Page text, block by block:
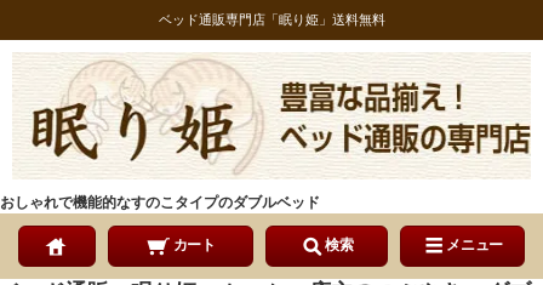
ベッド通販専門店「眠り姫」送料無料
おしゃれで機能的なすのこタイプのダブルベッド
カート 検索 メニュー